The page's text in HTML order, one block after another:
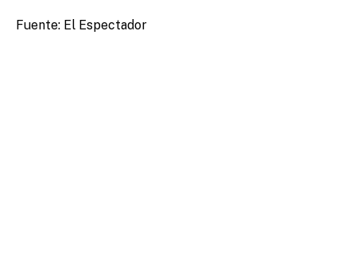
Fuente: El Espectador